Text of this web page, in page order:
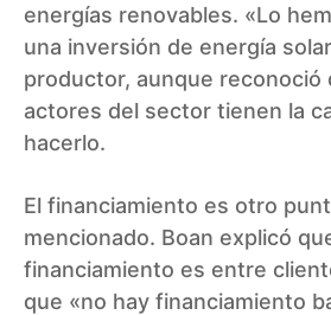
energías renovables. «Lo
una inversión de energía
productor, aunque reconoció
actores del sector tienen la
hacerlo.
El financiamiento es otro
mencionado. Boan explicó
financiamiento es entre
que «no hay financiamiento